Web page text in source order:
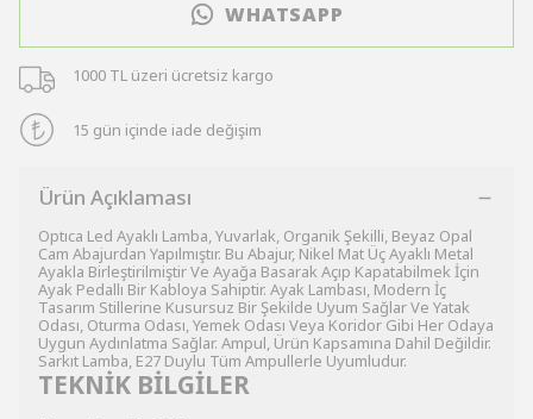
WHATSAPP
1000 TL üzeri ücretsiz kargo
15 gün içinde iade değişim
Ürün Açıklaması
Optıca Led Ayaklı Lamba, Yuvarlak, Organik Şekilli, Beyaz Opal
Cam Abajurdan Yapılmıştır. Bu Abajur, Nikel Mat Üç Ayaklı Metal
Ayakla Birleştirilmiştir Ve Ayağa Basarak Açıp Kapatabilmek İçin
Ayak Pedallı Bir Kabloya Sahiptir. Ayak Lambası, Modern İç
Tasarım Stillerine Kusursuz Bir Şekilde Uyum Sağlar Ve Yatak
Odası, Oturma Odası, Yemek Odası Veya Koridor Gibi Her Odaya
Uygun Aydınlatma Sağlar. Ampul, Ürün Kapsamına Dahil Değildir.
Sarkıt Lamba, E27 Duylu Tüm Ampullerle Uyumludur.
TEKNİK BİLGİLER